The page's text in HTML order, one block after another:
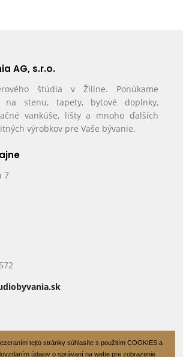
tejto stránky súhlasíte s použitím COOKIES a
údajov o správaní na webe pre zobrazenie
AG, s.r.o.
štúdia v Žiline. Ponúkame
na stenu, tapety, bytové doplnky,
vankúše, lišty a mnoho ďalších
výrobkov pre Vaše bývanie.
7